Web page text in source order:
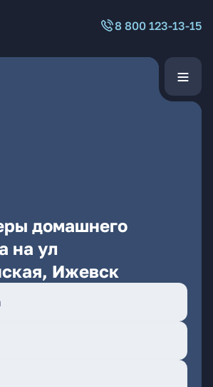
8 800 123-13-15
домашнего
на ул
Ижевск